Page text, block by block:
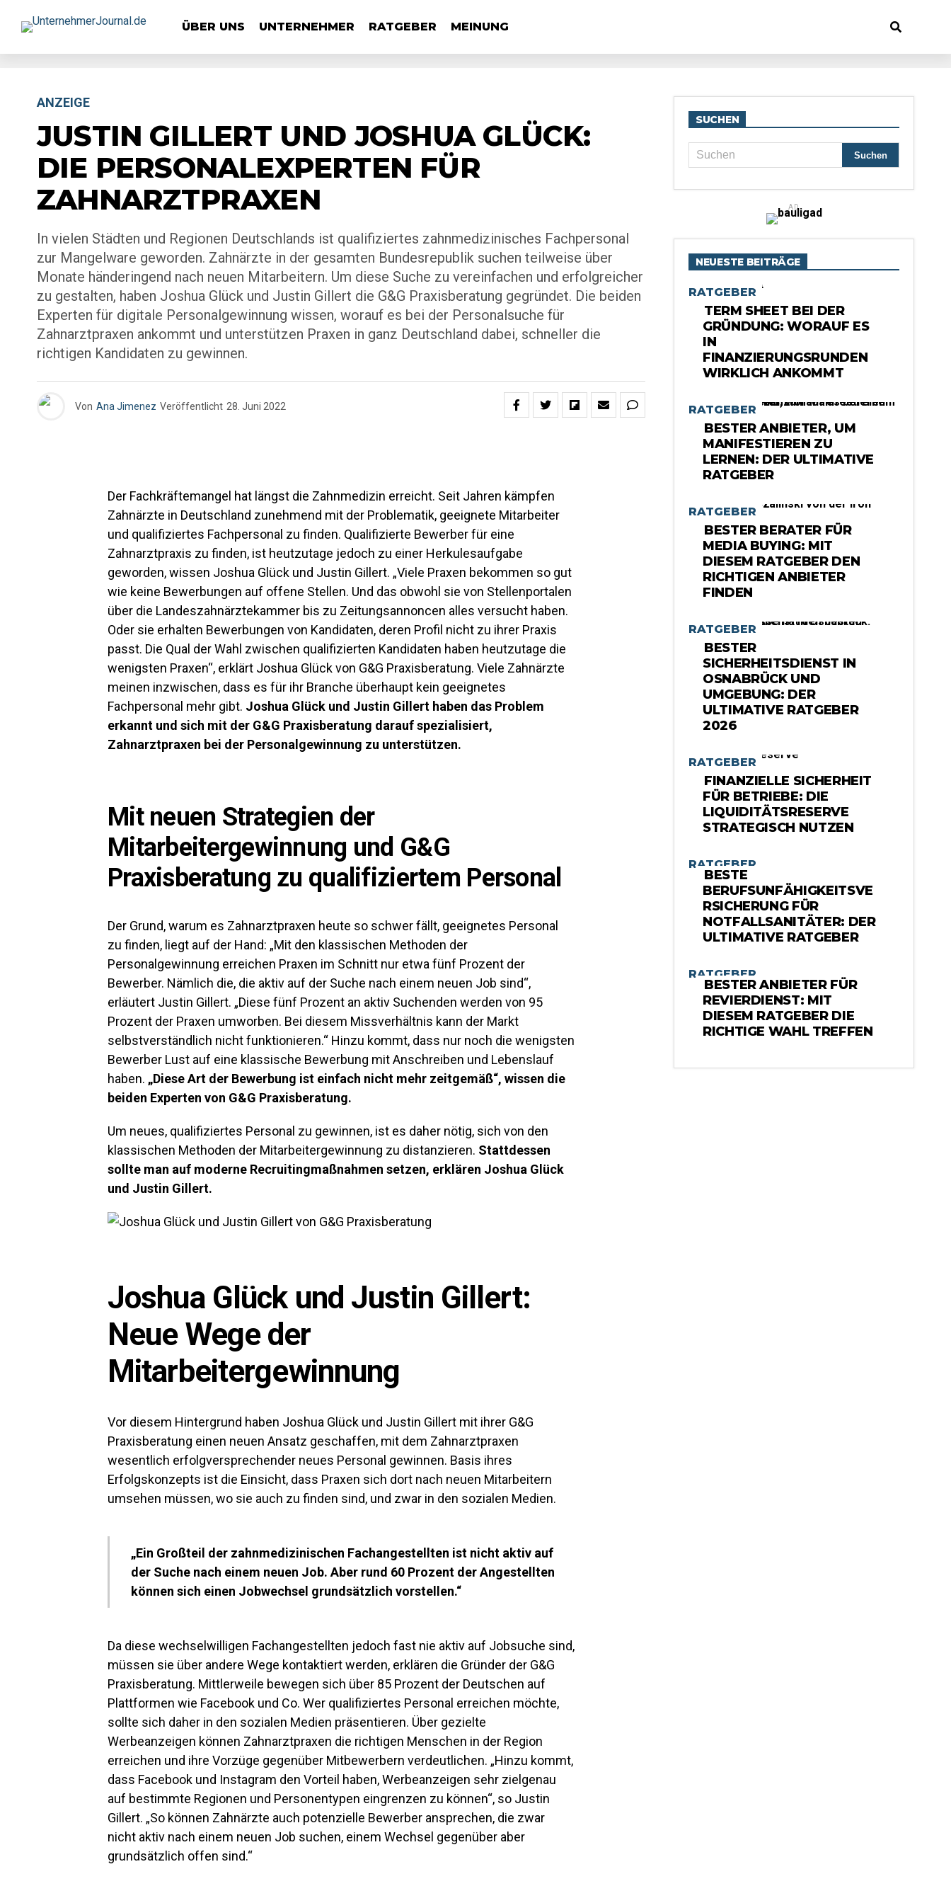
ÜBER UNS UNTERNEHMER RATGEBER MEINUNG
ANZEIGE
JUSTIN GILLERT UND JOSHUA GLÜCK:
DIE PERSONALEXPERTEN FÜR
ZAHNARZTPRAXEN
In vielen Städten und Regionen Deutschlands ist qualifiziertes zahnmedizinisches Fachpersonal
zur Mangelware geworden. Zahnärzte in der gesamten Bundesrepublik suchen teilweise über
Monate händeringend nach neuen Mitarbeitern. Um diese Suche zu vereinfachen und erfolgreicher
zu gestalten, haben Joshua Glück und Justin Gillert die G&G Praxisberatung gegründet. Die beiden
Experten für digitale Personalgewinnung wissen, worauf es bei der Personalsuche für
Zahnarztpraxen ankommt und unterstützen Praxen in ganz Deutschland dabei, schneller die
richtigen Kandidaten zu gewinnen.
Von Ana Jimenez Veröffentlicht 28. Juni 2022
Der Fachkräftemangel hat längst die Zahnmedizin erreicht. Seit Jahren kämpfen
Zahnärzte in Deutschland zunehmend mit der Problematik, geeignete Mitarbeiter
und qualifiziertes Fachpersonal zu finden. Qualifizierte Bewerber für eine
Zahnarztpraxis zu finden, ist heutzutage jedoch zu einer Herkulesaufgabe
geworden, wissen Joshua Glück und Justin Gillert. „Viele Praxen bekommen so gut
wie keine Bewerbungen auf offene Stellen. Und das obwohl sie von Stellenportalen
über die Landeszahnärztekammer bis zu Zeitungsannoncen alles versucht haben.
Oder sie erhalten Bewerbungen von Kandidaten, deren Profil nicht zu ihrer Praxis
passt. Die Qual der Wahl zwischen qualifizierten Kandidaten haben heutzutage die
wenigsten Praxen“, erklärt Joshua Glück von G&G Praxisberatung. Viele Zahnärzte
meinen inzwischen, dass es für ihr Branche überhaupt kein geeignetes
Fachpersonal mehr gibt. Joshua Glück und Justin Gillert haben das Problem
erkannt und sich mit der G&G Praxisberatung darauf spezialisiert,
Zahnarztpraxen bei der Personalgewinnung zu unterstützen.
Mit neuen Strategien der
Mitarbeitergewinnung und G&G
Praxisberatung zu qualifiziertem Personal
Der Grund, warum es Zahnarztpraxen heute so schwer fällt, geeignetes Personal
zu finden, liegt auf der Hand: „Mit den klassischen Methoden der
Personalgewinnung erreichen Praxen im Schnitt nur etwa fünf Prozent der
Bewerber. Nämlich die, die aktiv auf der Suche nach einem neuen Job sind“,
erläutert Justin Gillert. „Diese fünf Prozent an aktiv Suchenden werden von 95
Prozent der Praxen umworben. Bei diesem Missverhältnis kann der Markt
selbstverständlich nicht funktionieren.“ Hinzu kommt, dass nur noch die wenigsten
Bewerber Lust auf eine klassische Bewerbung mit Anschreiben und Lebenslauf
haben. „Diese Art der Bewerbung ist einfach nicht mehr zeitgemäß“, wissen die
beiden Experten von G&G Praxisberatung.
Um neues, qualifiziertes Personal zu gewinnen, ist es daher nötig, sich von den
klassischen Methoden der Mitarbeitergewinnung zu distanzieren. Stattdessen
sollte man auf moderne Recruitingmaßnahmen setzen, erklären Joshua Glück
und Justin Gillert.
Joshua Glück und Justin Gillert:
Neue Wege der
Mitarbeitergewinnung
Vor diesem Hintergrund haben Joshua Glück und Justin Gillert mit ihrer G&G
Praxisberatung einen neuen Ansatz geschaffen, mit dem Zahnarztpraxen
wesentlich erfolgversprechender neues Personal gewinnen. Basis ihres
Erfolgskonzepts ist die Einsicht, dass Praxen sich dort nach neuen Mitarbeitern
umsehen müssen, wo sie auch zu finden sind, und zwar in den sozialen Medien.
„Ein Großteil der zahnmedizinischen Fachangestellten ist nicht aktiv auf
der Suche nach einem neuen Job. Aber rund 60 Prozent der Angestellten
können sich einen Jobwechsel grundsätzlich vorstellen.“
Da diese wechselwilligen Fachangestellten jedoch fast nie aktiv auf Jobsuche sind,
müssen sie über andere Wege kontaktiert werden, erklären die Gründer der G&G
Praxisberatung. Mittlerweile bewegen sich über 85 Prozent der Deutschen auf
Plattformen wie Facebook und Co. Wer qualifiziertes Personal erreichen möchte,
sollte sich daher in den sozialen Medien präsentieren. Über gezielte
Werbeanzeigen können Zahnarztpraxen die richtigen Menschen in der Region
erreichen und ihre Vorzüge gegenüber Mitbewerbern verdeutlichen. „Hinzu kommt,
dass Facebook und Instagram den Vorteil haben, Werbeanzeigen sehr zielgenau
auf bestimmte Regionen und Personentypen eingrenzen zu können“, so Justin
Gillert. „So können Zahnärzte auch potenzielle Bewerber ansprechen, die zwar
nicht aktiv nach einem neuen Job suchen, einem Wechsel gegenüber aber
grundsätzlich offen sind.“
SUCHEN
AD
NEUESTE BEITRÄGE
RATGEBER
TERM SHEET BEI DER
GRÜNDUNG: WORAUF ES
IN
FINANZIERUNGSRUNDEN
WIRKLICH ANKOMMT
RATGEBER
BESTER ANBIETER, UM
MANIFESTIEREN ZU
LERNEN: DER ULTIMATIVE
RATGEBER
RATGEBER
BESTER BERATER FÜR
MEDIA BUYING: MIT
DIESEM RATGEBER DEN
RICHTIGEN ANBIETER
FINDEN
RATGEBER
BESTER
SICHERHEITSDIENST IN
OSNABRÜCK UND
UMGEBUNG: DER
ULTIMATIVE RATGEBER
2026
RATGEBER
FINANZIELLE SICHERHEIT
FÜR BETRIEBE: DIE
LIQUIDITÄTSRESERVE
STRATEGISCH NUTZEN
RATGEBER
BESTE
BERUFSUNFÄHIGKEITSVE
RSICHERUNG FÜR
NOTFALLSANITÄTER: DER
ULTIMATIVE RATGEBER
RATGEBER
BESTER ANBIETER FÜR
REVIERDIENST: MIT
DIESEM RATGEBER DIE
RICHTIGE WAHL TREFFEN